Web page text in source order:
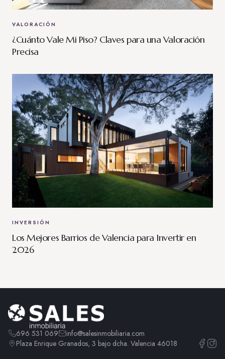
VALORACIÓN
¿Cuánto Vale Mi Piso? Claves para una Valoración
Precisa
INVERSIÓN
Los Mejores Barrios de Valencia para Invertir en
2026
696 531 069
info@salesinmobiliaria.com
Plaza Enrique Granados, 3 bajo dcha. Valencia 46018